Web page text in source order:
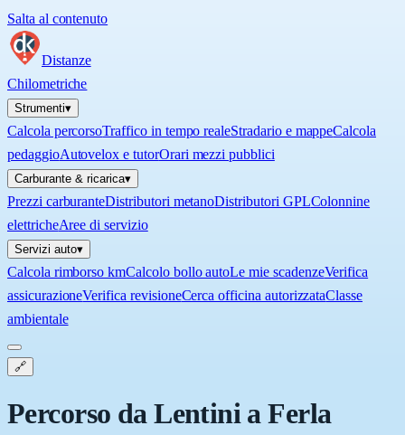
Salta al contenuto
Distanze
Chilometriche
Strumenti▾
Calcola percorsoTraffico in tempo realeStradario e mappeCalcola
pedaggioAutovelox e tutorOrari mezzi pubblici
Carburante & ricarica▾
Prezzi carburanteDistributori metanoDistributori GPLColonnine
elettricheAree di servizio
Servizi auto▾
Calcola rimborso kmCalcolo bollo autoLe mie scadenzeVerifica
assicurazioneVerifica revisioneCerca officina autorizzataClasse
ambientale
🔗
Percorso da Lentini a Ferla